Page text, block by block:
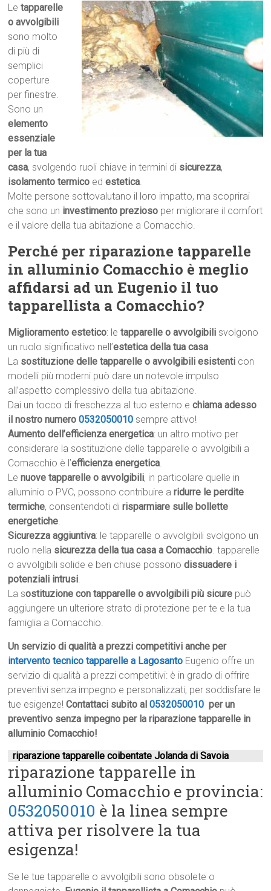
Letapparelle
o avvolgibili
sono molto
di più di
semplici
coperture
per finestre.
Sono un
elemento
essenziale
per la tua
casa, svolgendo ruoli chiave in termini di sicurezza,
isolamento termico edestetica.
Molte persone sottovalutano il loro impatto, ma scoprirai
che sono un investimento prezioso per migliorare il comfort
e il valore della tua abitazione a Comacchio.
Perché per riparazione tapparelle
in alluminio Comacchio è meglio
affidarsi ad un Eugenio il tuo
tapparellista a Comacchio?
Miglioramento estetico: letapparelle o avvolgibili svolgono
un ruolo significativo nell’estetica della tua casa.
La sostituzione delle tapparelle o avvolgibili esistenti con
modelli più moderni può dare un notevole impulso
all’aspetto complessivo della tua abitazione.
Dai un tocco di freschezza al tuo esterno echiama adesso
il nostro numero0532050010 sempre attivo!
Aumento dell’efficienza energetica: un altro motivo per
considerare la sostituzione delle tapparelle o avvolgibili a
Comacchio è l’efficienza energetica.
Lenuove tapparelle o avvolgibili, in particolare quelle in
alluminio o PVC, possono contribuire aridurre le perdite
termiche, consentendoti dirisparmiare sulle bollette
energetiche.
Sicurezza aggiuntiva: le tapparelle o avvolgibili svolgono un
ruolo nella sicurezza della tua casa a Comacchio. tapparelle
o avvolgibili solide e ben chiuse possonodissuadere i
potenziali intrusi.
La sostituzione con tapparelle o avvolgibili più sicure può
aggiungere un ulteriore strato di protezione per te e la tua
famiglia a Comacchio.
Un servizio di qualità a prezzi competitivi anche per
intervento tecnico tapparelle a Lagosanto Eugenio offre un
servizio di qualità a prezzi competitivi: è in grado di offrire
preventivi senza impegno e personalizzati, per soddisfare le
tue esigenze!Contattaci subito al0532050010 per un
preventivo senza impegno per la riparazione tapparelle in
alluminio Comacchio!
riparazione tapparelle coibentate Jolanda di Savoia
riparazione tapparelle in
alluminio Comacchio e provincia:
0532050010 è la linea sempre
attiva per risolvere la tua
esigenza!
Se le tue tapparelle o avvolgibili sono obsolete o